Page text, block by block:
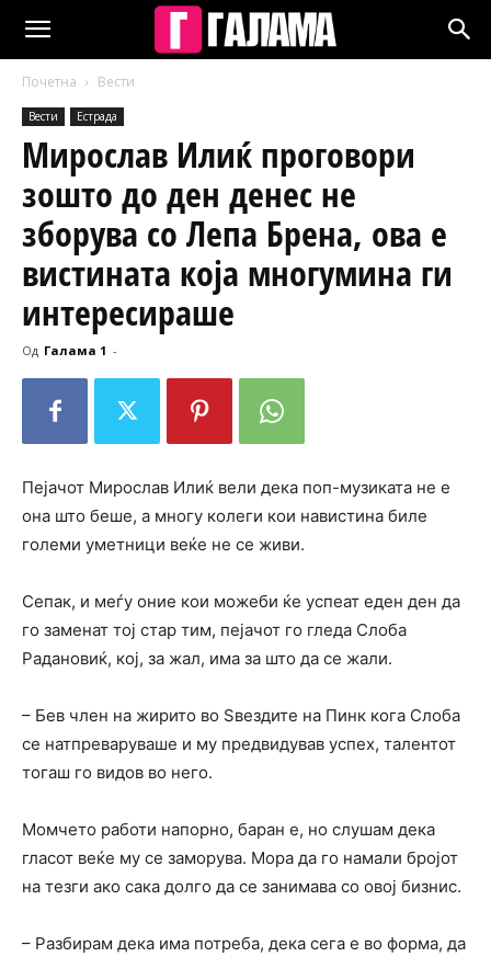
Почетна Вести
Вести Естрада
Мирослав Илиќ проговори
зошто до ден денес не
зборува со Лепа Брена, ова е
вистината која многумина ги
интересираше
Од Галама 1 -
Пејачот Мирослав Илиќ вели дека поп-музиката не е
она што беше, а многу колеги кои навистина биле
големи уметници веќе не се живи.
Сепак, и меѓу оние кои можеби ќе успеат еден ден да
го заменат тој стар тим, пејачот го гледа Слоба
Радановиќ, кој, за жал, има за што да се жали.
– Бев член на жирито во Ѕвездите на Пинк кога Слоба
се натпреваруваше и му предвидував успех, талентот
тогаш го видов во него.
Момчето работи напорно, баран е, но слушам дека
гласот веќе му се заморува. Мора да го намали бројот
на тезги ако сака долго да се занимава со овој бизнис.
– Разбирам дека има потреба, дека сега е во форма, да